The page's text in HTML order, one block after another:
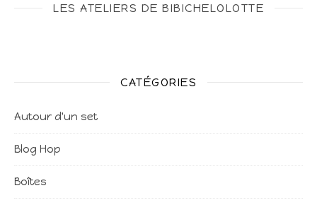
LES ATELIERS DE BIBICHELOLOTTE
CATÉGORIES
Autour d'un set
Blog Hop
Boîtes